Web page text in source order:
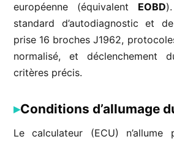
européenne (équivalent EOBD
standard d’autodiagnostic et
prise 16 broches J1962,
normalisé, et déclenchement
critères précis.
Conditions d’allumage
Le calculateur (ECU)